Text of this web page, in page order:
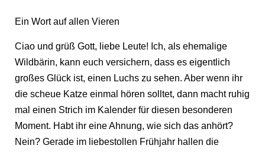
Ein Wort auf allen Vieren
Ciao und grüß Gott, liebe Leute! Ich, als ehemalige
Wildbärin, kann euch versichern, dass es eigentlich
großes Glück ist, einen Luchs zu sehen. Aber wenn ihr
die scheue Katze einmal hören solltet, dann macht ruhig
mal einen Strich im Kalender für diesen besonderen
Moment. Habt ihr eine Ahnung, wie sich das anhört?
Nein? Gerade im liebestollen Frühjahr hallen die